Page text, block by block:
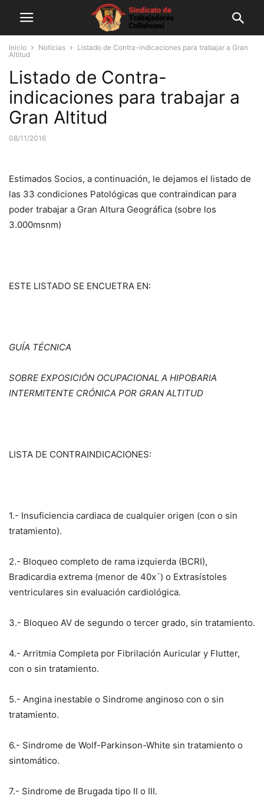
Inicio Noticias
Listado de Contra-indicaciones para trabajar a Gran
Altitud
Listado de Contra-
indicaciones para trabajar a
Gran Altitud
08/11/2016
Estimados Socios, a continuación, le dejamos el listado de
las 33 condiciones Patológicas que contraindican para
poder trabajar a Gran Altura Geográfica (sobre los
3.000msnm)
ESTE LISTADO SE ENCUETRA EN:
GUÍA TÉCNICA
SOBRE EXPOSICIÓN OCUPACIONAL A HIPOBARIA
INTERMITENTE CRÓNICA POR GRAN ALTITUD
LISTA DE CONTRAINDICACIONES:
1.- Insuficiencia cardiaca de cualquier origen (con o sin
tratamiento).
2.- Bloqueo completo de rama izquierda (BCRI),
Bradicardia extrema (menor de 40x´) o Extrasístoles
ventriculares sin evaluación cardiológica.
3.- Bloqueo AV de segundo o tercer grado, sin tratamiento.
4.- Arritmia Completa por Fibrilación Auricular y Flutter,
con o sin tratamiento.
5.- Angina inestable o Sindrome anginoso con o sin
tratamiento.
6.- Sindrome de Wolf-Parkinson-White sin tratamiento o
sintomático.
7.- Sindrome de Brugada tipo II o III.